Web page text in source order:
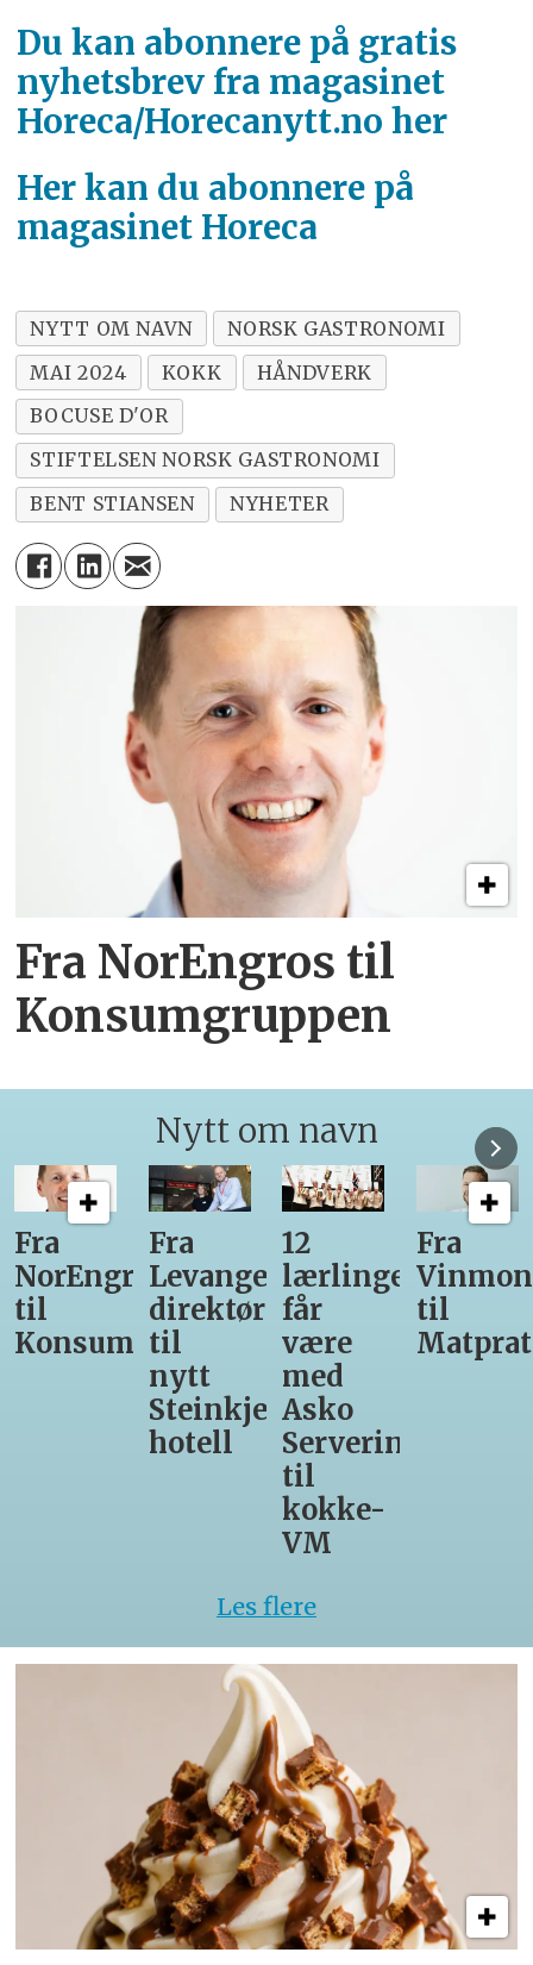
innsats for samfunnet generelt
og/eller håndverksfagene spesielt.
Dette i kraft av arbeid og/eller
personlig engasjement. Godt
håndverk har noen felles kjennetegn
på tvers av yrker, og utover
håndverkerstanden. Disse er blant
utøvelsen, ønske om å gjøre gagns
arbeid til nytte for samfunn og
enkeltmennesket, og en høy etisk og
moralsk standard.
Du kan abonnere på gratis
nyhetsbrev fra magasinet
Horeca/Horecanytt.no her
Her kan du abonnere på
magasinet Horeca
NYTT OM NAVN
NORSK GASTRONOMI
MAI 2024
KOKK
HÅNDVERK
BOCUSE D'OR
STIFTELSEN NORSK GASTRONOMI
BENT STIANSEN
NYHETER
Fra NorEngros til
Konsumgruppen
Nytt om navn
12
lærlinger
får
være
Servering
Fra
Vinmonopolet
til
Matprat
Gir seg
som
daglig
leder
hos
Den
Glade
Gris
Ny
daglig
leder
for
Les flere